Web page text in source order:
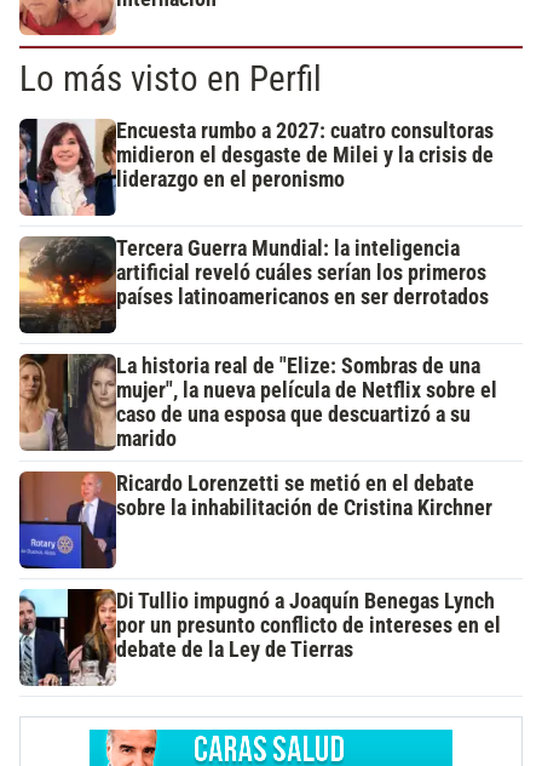
Lo más visto en Perfil
Encuesta rumbo a 2027: cuatro consultoras
midieron el desgaste de Milei y la crisis de
liderazgo en el peronismo
Tercera Guerra Mundial: la inteligencia
artificial reveló cuáles serían los primeros
países latinoamericanos en ser derrotados
La historia real de "Elize: Sombras de una
mujer", la nueva película de Netflix sobre el
caso de una esposa que descuartizó a su
marido
Ricardo Lorenzetti se metió en el debate
sobre la inhabilitación de Cristina Kirchner
Di Tullio impugnó a Joaquín Benegas Lynch
por un presunto conflicto de intereses en el
debate de la Ley de Tierras